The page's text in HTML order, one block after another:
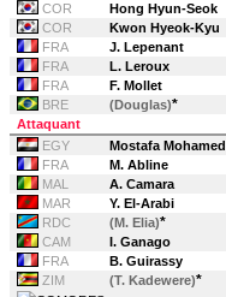
COR
Hong Hyun-Seok
COR
Kwon Hyeok-Kyu
FRA
J. Lepenant
FRA
L. Leroux
FRA
F. Mollet
BRE
(Douglas)*
Attaquant
EGY
Mostafa Mohamed
FRA
M. Abline
MAL
A. Camara
MAR
Y. El-Arabi
RDC
(M. Elia)*
CAM
I. Ganago
FRA
B. Guirassy
ZIM
(T. Kadewere)*